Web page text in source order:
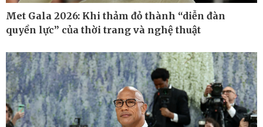
Thế giới
Quan sát
Cuộc sống đó đây
Hồ sơ
Multimedia
Ảnh
Video
E-Magazine
Infographic
Met Gala 2026: Khi thảm đỏ thành “diễn đàn
quyền lực” của thời trang và nghệ thuật